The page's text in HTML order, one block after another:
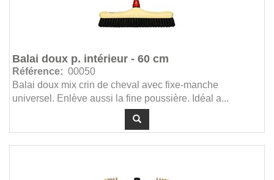
Balai doux p. intérieur - 60 cm
Référence: 00050
Balai doux mix crin de cheval avec fixe-manche
universel. Enlève aussi la fine poussière. Idéal a...